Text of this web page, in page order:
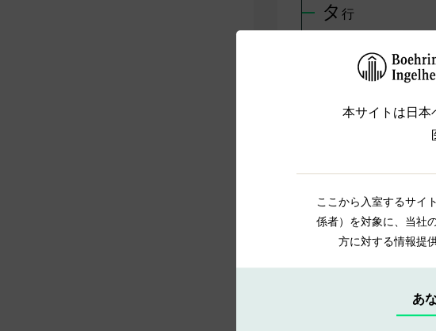
本サイトは日本
ここから入室するサイ
係者）を対象に、当社
方に対する情報提
あ
タ 行
トラゼンタ
トラゼンタ錠5mg
トラディアンス
ハ行